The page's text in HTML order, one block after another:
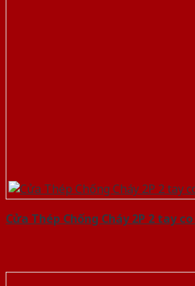
Cửa Thép Chống Cháy 2P 2 tay